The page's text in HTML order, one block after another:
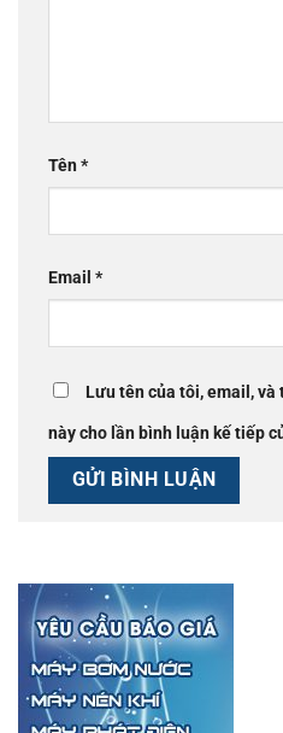
Tên*
Email *
Lưu tên của tôi, email,
này cho lần bình luận kế tiếp